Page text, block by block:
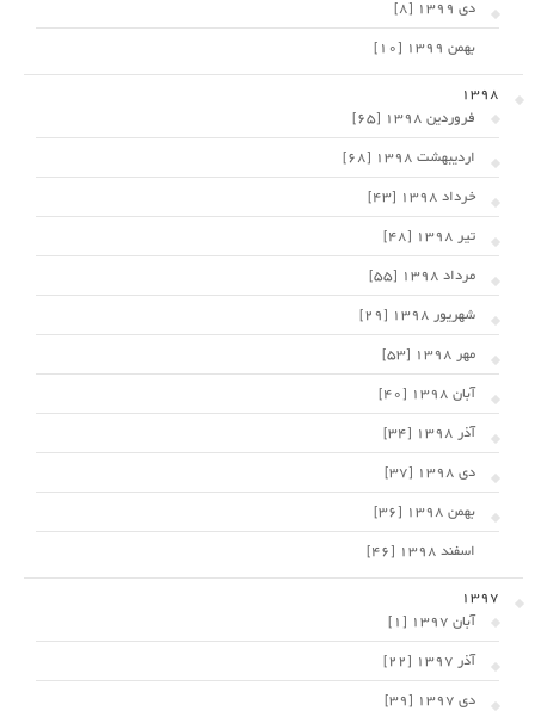
دی 1399 [8]
بهمن 1399 [10]
1398
فروردین 1398 [65]
اردیبهشت 1398 [68]
خرداد 1398 [43]
تیر 1398 [48]
مرداد 1398 [55]
شهریور 1398 [29]
مهر 1398 [53]
آبان 1398 [40]
آذر 1398 [34]
دی 1398 [37]
بهمن 1398 [36]
اسفند 1398 [46]
1397
آبان 1397 [1]
آذر 1397 [22]
دی 1397 [39]